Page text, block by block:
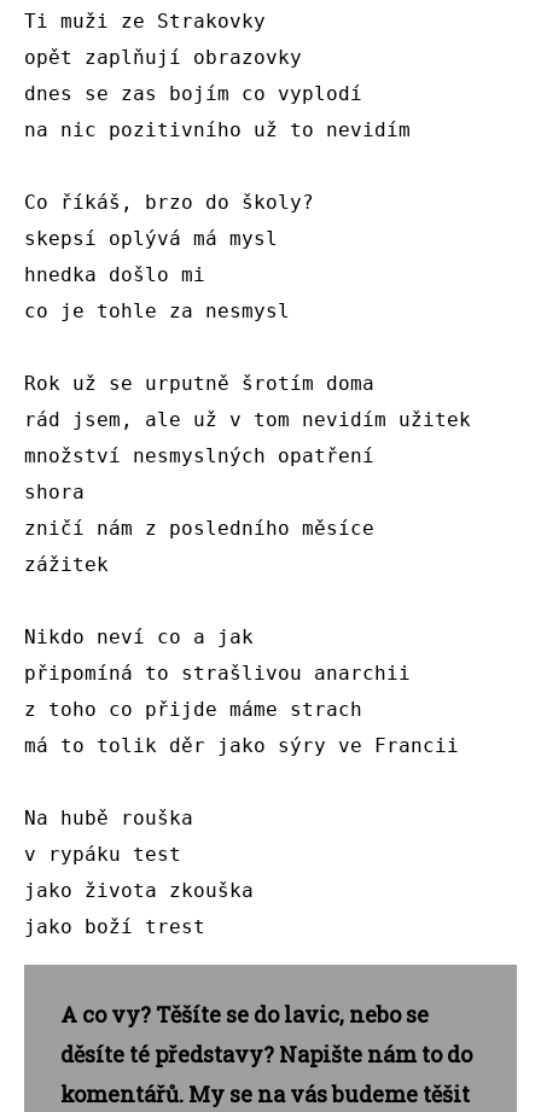
Ti muži ze Strakovky
opět zaplňují obrazovky
dnes se zas bojím co vyplodí
na nic pozitivního už to nevidím
Co říkáš, brzo do školy?
skepsí oplývá má mysl
hnedka došlo mi
co je tohle za nesmysl
Rok už se urputně šrotím doma
rád jsem, ale už v tom nevidím užitek
množství nesmyslných opatření
shora
zničí nám z posledního měsíce
zážitek
Nikdo neví co a jak
připomíná to strašlivou anarchii
z toho co přijde máme strach
má to tolik děr jako sýry ve Francii
Na hubě rouška
v rypáku test
jako života zkouška
jako boží trest
A co vy? Těšíte se do lavic, nebo se
děsíte té představy? Napište nám to do
komentářů. My se na vás budeme těšit